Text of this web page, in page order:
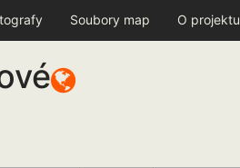
Soubory map O projektu